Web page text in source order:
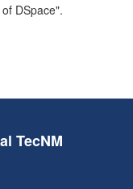
DSpace".
TecNM